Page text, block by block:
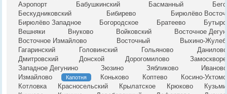
Аэропорт
Бабушкинский Басманный
Бескудниковский
Бибирево
Бирюлёво
Бирюлёво Западное
Богородское Братеево
Вешняки
Внуково Войковский
Восточное
Восточное Измайлово
Восточный
Выхино-
Гагаринский
Головинский Гольяново
Дмитровский
Донской Дорогомилово
Западное Дегунино
Зюзино Зябликово
Измайлово
Капотня Коньково Коптево
Косино-
Котловка
Красносельский Крылатское Крюково